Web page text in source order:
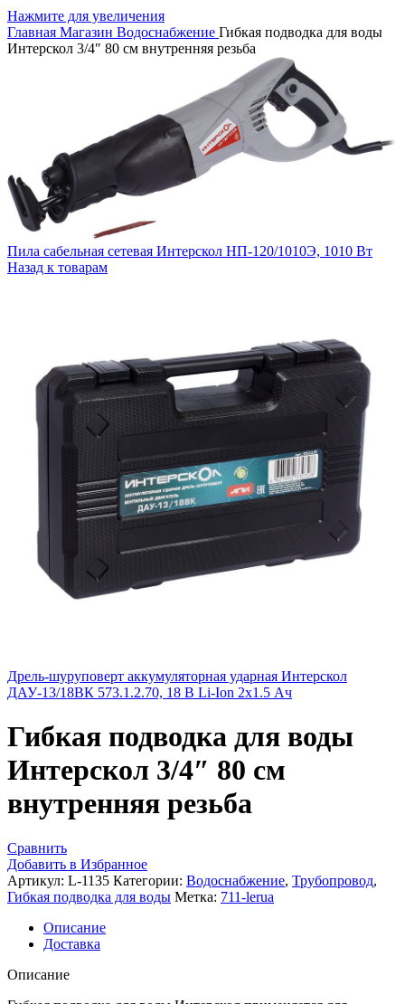
Нажмите для увеличения
Главная Магазин Водоснабжение Гибкая подводка для воды
Интерскол 3/4″ 80 см внутренняя резьба
Пила сабельная сетевая Интерскол НП-120/1010Э, 1010 Вт
Назад к товарам
Дрель-шуруповерт аккумуляторная ударная Интерскол
ДАУ-13/18ВК 573.1.2.70, 18 В Li-Ion 2х1.5 Ач
Гибкая подводка для воды
Интерскол 3/4″ 80 см
внутренняя резьба
Сравнить
Добавить в Избранное
Артикул: L-1135 Категории: Водоснабжение, Трубопровод,
Гибкая подводка для воды Метка: 711-lerua
Описание
Доставка
Описание